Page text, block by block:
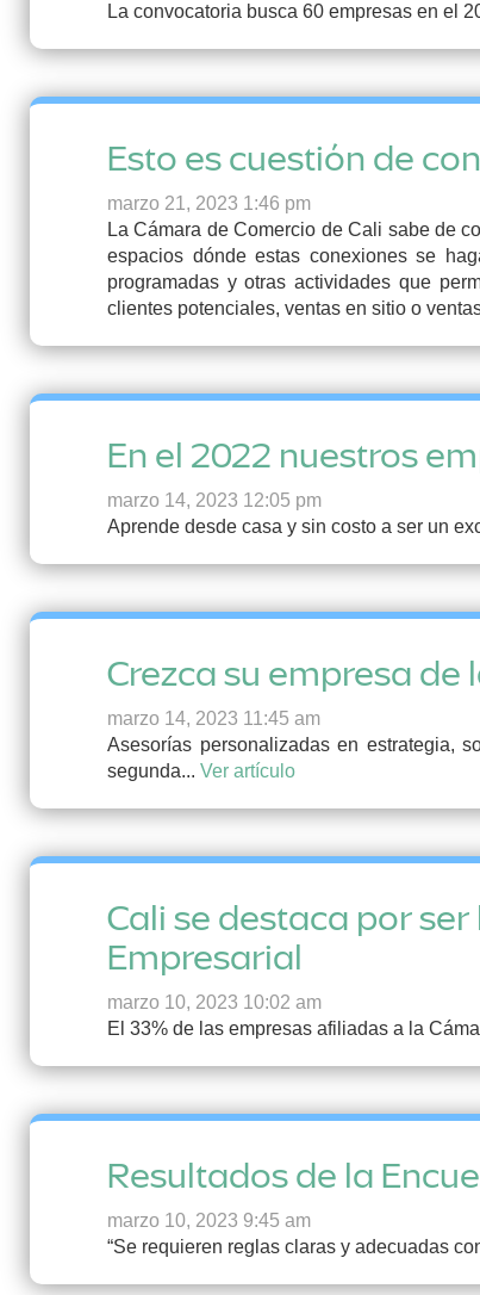
La convocatoria busca 60 empresas en el
Esto es cuestión de
marzo 21, 2023 1:46 pm
La Cámara de Comercio de Cali sabe de
espacios dónde estas conexiones se
programadas y otras actividades que
clientes potenciales, ventas en sitio o
En el 2022 nuestros
marzo 14, 2023 12:05 pm
Aprende desde casa y sin costo a ser un
Crezca su empresa
marzo 14, 2023 11:45 am
Asesorías personalizadas en estrategia,
segunda... Ver artículo
Cali se destaca por
Empresarial
marzo 10, 2023 10:02 am
El 33% de las empresas afiliadas a la
Resultados de la
marzo 10, 2023 9:45 am
“Se requieren reglas claras y adecuadas